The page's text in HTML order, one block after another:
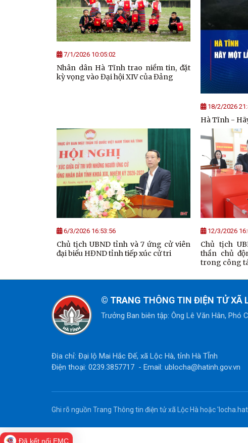
7/1/2026 10:05:02
Nhân dân Hà Tĩnh trao niềm tin, đặt
kỳ vọng vào Đại hội XIV của Đảng
18/2/2026
Hà Tĩnh -
6/3/2026 16:53:56
Chủ tịch UBND tỉnh và 7 ứng cử viên
đại biểu HĐND tỉnh tiếp xúc cử tri
12/3/2026
Chủ tịch
thần chủ
trong công
© TRANG THÔNG TIN ĐIỆN TỬ XÃ
Trưởng Ban biên tập: Ông Lê Văn Hân, Phó
Địa chỉ: Đại lộ Mai Hắc Đế, xã Lộc Hà, tỉnh Hà TĨnh
Điện thoại: 0239.3857717 - Email: ublocha@hatinh.gov.vn
Ghi rõ nguồn Trang Thông tin điện tử xã Lộc Hà hoặc
Đã kết nối EMC